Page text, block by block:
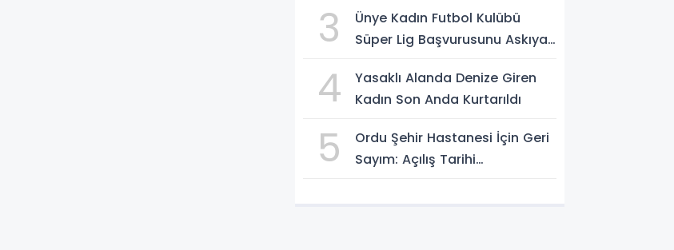
3
Ünye Kadın Futbol Kulübü
Süper Lig Başvurusunu Askıya
4
Yasaklı Alanda Denize Giren
Kadın Son Anda Kurtarıldı
5
Ordu Şehir Hastanesi İçin Geri
Sayım: Açılış Tarihi